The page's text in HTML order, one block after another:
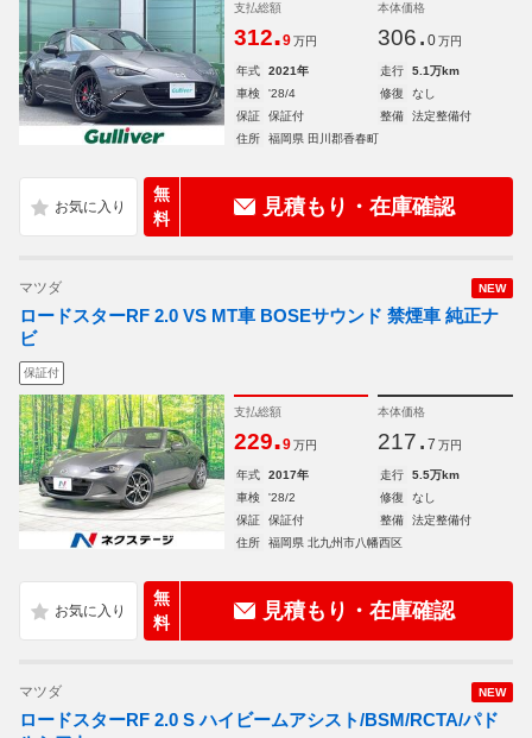
支払総額
312.9 万円
本体価格
306. 0 万円
年式 2021年 走行
5.1万km
車検
'28/4 修復
なし
保証
保証付 整備
法定整備付
住所
福岡県 田川郡香春町
無
料
見積もり・在庫確認
NEW
マツダ
ロードスターRF 2.0 VS MT車 BOSEサウンド 禁煙車 純正ナ
ビ
保証付
支払総額
229.9 万円
本体価格
217. 7 万円
年式 2017年 走行
5.5万km
車検
'28/2 修復
なし
保証
保証付 整備
法定整備付
住所
福岡県 北九州市八幡西区
無
料
見積もり・在庫確認
NEW
マツダ
ロードスターRF 2.0 S ハイビームアシスト/BSM/RCTA/パド